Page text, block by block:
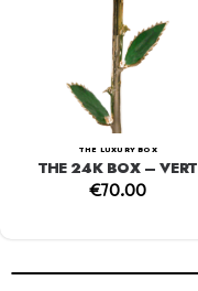
THE LUXURY BOX
THE 24K BOX – VERT
€70.00